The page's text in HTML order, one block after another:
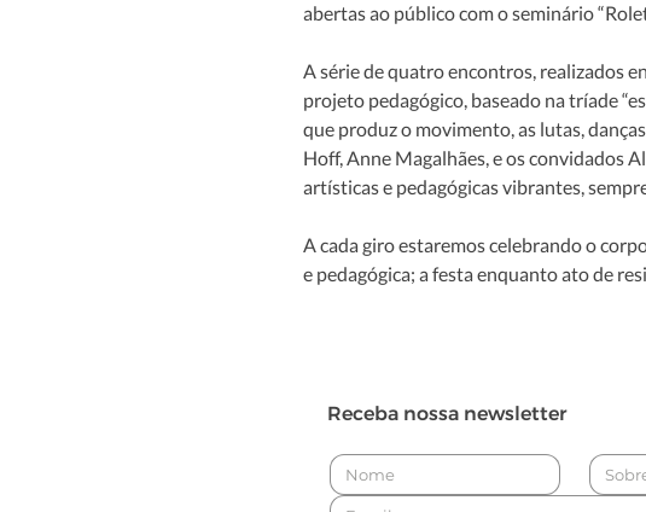
abertas ao público com o seminário
A série de quatro encontros, realizados
projeto pedagógico, baseado na tríade
que produz o movimento, as lutas,
Hoff, Anne Magalhães, e os convidados
artísticas e pedagógicas vibrantes,
A cada giro estaremos celebrando o
e pedagógica; a festa enquanto ato de
Receba nossa newsletter